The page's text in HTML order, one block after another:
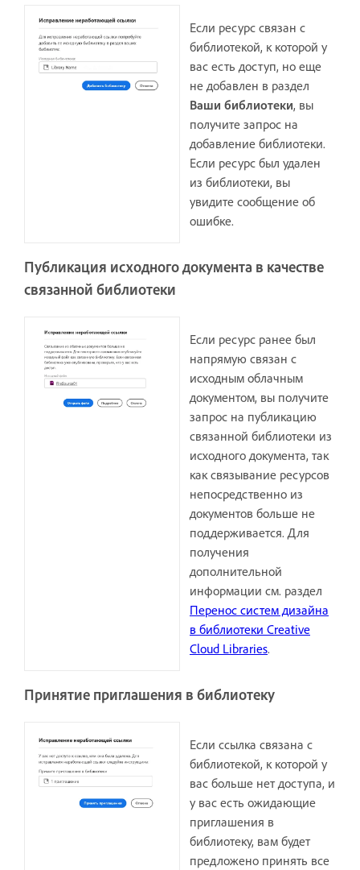
Если ресурс связан с
библиотекой, к которой у
вас есть доступ, но еще
не добавлен в раздел
Ваши библиотеки, вы
получите запрос на
добавление библиотеки.
Если ресурс был удален
из библиотеки, вы
увидите сообщение об
ошибке.
Публикация исходного документа в качестве
связанной библиотеки
Если ресурс ранее был
напрямую связан с
исходным облачным
документом, вы получите
запрос на публикацию
связанной библиотеки из
исходного документа, так
как связывание ресурсов
непосредственно из
документов больше не
поддерживается. Для
получения
дополнительной
информации см. раздел
Перенос систем дизайна
в библиотеки Creative
Cloud Libraries.
Принятие приглашения в библиотеку
Если ссылка связана с
библиотекой, к которой у
вас больше нет доступа, и
у вас есть ожидающие
приглашения в
библиотеку, вам будет
предложено принять все